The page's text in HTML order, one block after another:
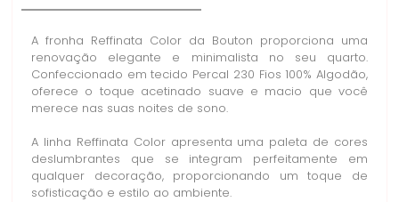
A fronha Reffinata Color da Bouton proporciona uma
renovação elegante e minimalista no seu quarto.
Confeccionado em tecido Percal 230 Fios 100% Algodão,
oferece o toque acetinado suave e macio que você
merece nas suas noites de sono.
A linha Reffinata Color apresenta uma paleta de cores
deslumbrantes que se integram perfeitamente em
qualquer decoração, proporcionando um toque de
sofisticação e estilo ao ambiente.